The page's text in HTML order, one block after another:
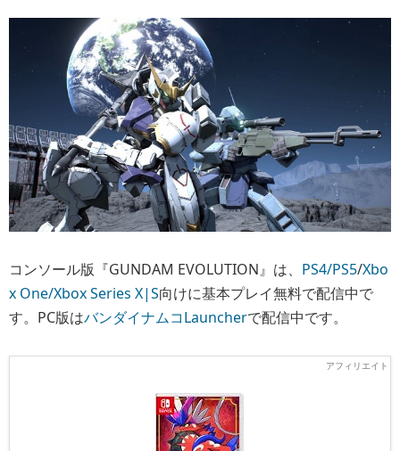
コンソール版『GUNDAM EVOLUTION』は、 PS4/PS5/Xbo
x One/Xbox Series X|S向けに基本プレイ無料で配信中で
す。PC版はバンダイナムコLauncherで配信中です。